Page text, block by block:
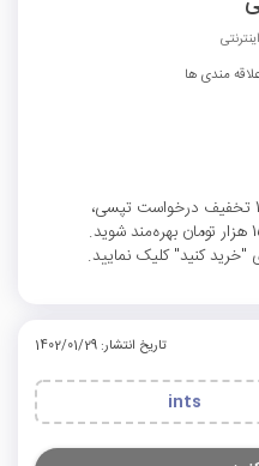
مندی ها
با وارد کردن این کد تخفیف از %10 تخفیف درخواست تپسی،
سامانه تاکسی اینترنتی تا سقف 150 هزار تومان بهره‌مند شوید.
کنید" کلیک نمایید.
تاریخ انتشار: 1402/01/29
ints